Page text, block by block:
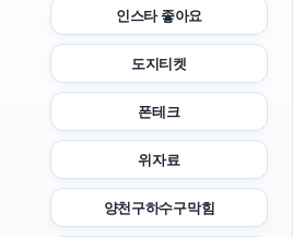
인스타 좋아요
도지티켓
폰테크
위자료
양천구하수구막힘